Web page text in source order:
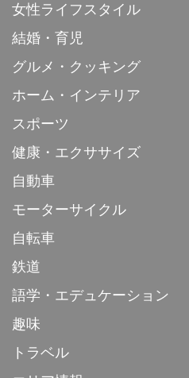
女性ライフスタイル
結婚・育児
グルメ・クッキング
ホーム・インテリア
スポーツ
健康・エクササイズ
自動車
モーターサイクル
自転車
鉄道
語学・エデュケーション
趣味
トラベル